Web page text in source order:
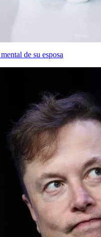
de su esposa